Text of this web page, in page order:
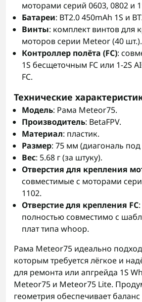
моторами серий 0603, 0802 и
Батареи: BT2.0 450mAh 1S и
Винты: комплект винтов для
моторов серии Meteor (40 шт.).
Контроллер полёта (FC):
1S бесщеточным FC или 1-2S
FC.
Технические
Модель: Рама Meteor75.
Производитель: BetaFPV.
Материал: пластик.
Размер: 75 мм (диагональ
Вес: 5.68 г (за штуку).
Отверстия для крепления
совместимые с моторами
1102.
Отверстие для крепления FC
полностью совместимо с
плат типа whoop.
Рама Meteor75 идеально
которым требуется лёгкое и
для ремонта или апгрейда 1S
Meteor75 и Meteor75 Lite.
геометрия обеспечивает